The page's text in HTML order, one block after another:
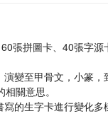
張拼圖卡、40張字
變至甲骨文，小篆
關意思。
的生字卡進行變化